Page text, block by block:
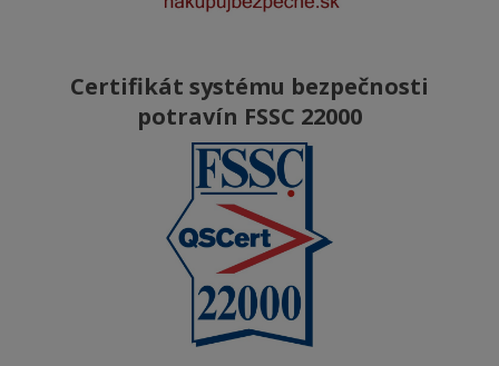
Certifikát systému bezpečnosti
potravín FSSC 22000